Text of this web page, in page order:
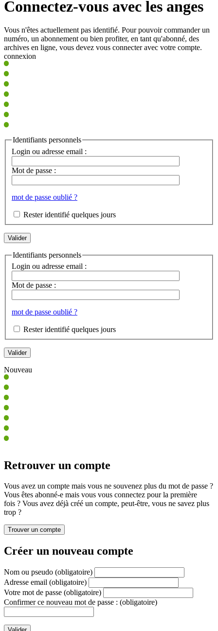
Connectez-vous avec les anges
Vous n'êtes actuellement pas identifié. Pour pouvoir commander un
numéro, un abonnement ou bien profiter, en tant qu'abonné, des
archives en ligne, vous devez vous connecter avec votre compte.
connexion
Identifiants personnels
Login ou adresse email :
Mot de passe :
mot de passe oublié ?
Rester identifié quelques jours
Identifiants personnels
Login ou adresse email :
Mot de passe :
mot de passe oublié ?
Rester identifié quelques jours
Nouveau
Retrouver un compte
Vous avez un compte mais vous ne souvenez plus du mot de passe ?
Vous êtes abonné-e mais vous vous connectez pour la première
fois ? Vous avez déjà créé un compte, peut-être, vous ne savez plus
trop ?
Créer un nouveau compte
Nom ou pseudo (obligatoire)
Adresse email (obligatoire)
Votre mot de passe (obligatoire)
Confirmer ce nouveau mot de passe : (obligatoire)